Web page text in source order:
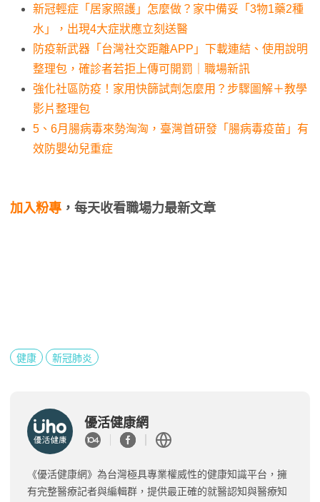
新冠輕症「居家照護」怎麼做？家中備妥「3物1藥2種
水」，出現4大症狀應立刻送醫
防疫新武器「台灣社交距離APP」下載連結、使用說明
整理包，確診者若拒上傳可開罰｜職場新訊
強化社區防疫！家用快篩試劑怎麼用？步驟圖解＋教學
影片整理包
5、6月腸病毒來勢洶洶，臺灣首研發「腸病毒疫苗」有
效防嬰幼兒重症
加入粉專 ，每天收看職場力最新文章
健康 新冠肺炎
優活健康網
《優活健康網》為台灣極具專業權威性的健康知識平台，擁
有完整醫療記者與編輯群，提供最正確的就醫認知與醫療知